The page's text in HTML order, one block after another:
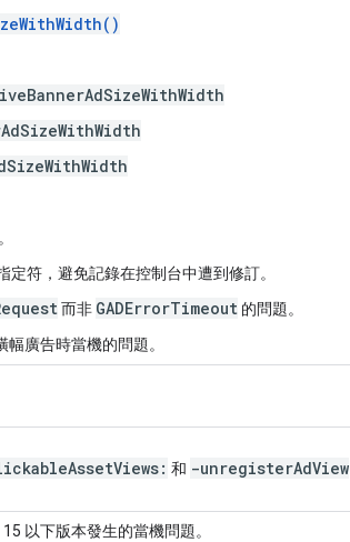
定符，避免記錄在控制台中遭到修訂。
而非 GADErrorTimeout 的問題。
幅廣告時當機的問題。
和 -unregisterAdView
以下版本發生的當機問題。